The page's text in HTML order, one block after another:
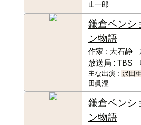
山一郎
鎌倉ペンシ
ン物語
作家 : 大石静
放送局 : TBS
主な出演 : 沢田
田眞澄
鎌倉ペンシ
ン物語